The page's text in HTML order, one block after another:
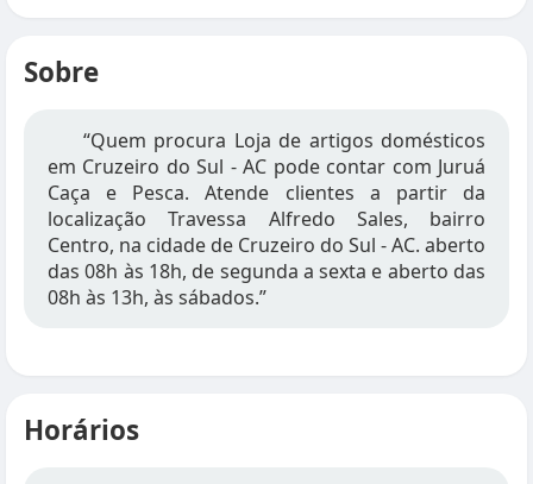
Sobre
“Quem procura Loja de artigos domésticos
em Cruzeiro do Sul - AC pode contar com Juruá
Caça e Pesca. Atende clientes a partir da
localização Travessa Alfredo Sales, bairro
Centro, na cidade de Cruzeiro do Sul - AC. aberto
das 08h às 18h, de segunda a sexta e aberto das
08h às 13h, às sábados.”
Horários